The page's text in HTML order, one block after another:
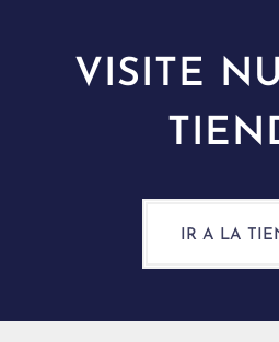
VISITE
IR A LA